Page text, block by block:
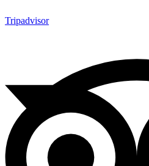
Tripadvisor